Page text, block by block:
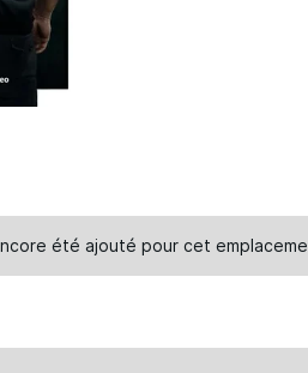
été ajouté pour cet